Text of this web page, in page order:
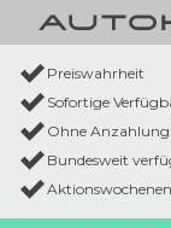
Preiswahrheit
Sofortige
Ohne Anzahlung
Bundesweit